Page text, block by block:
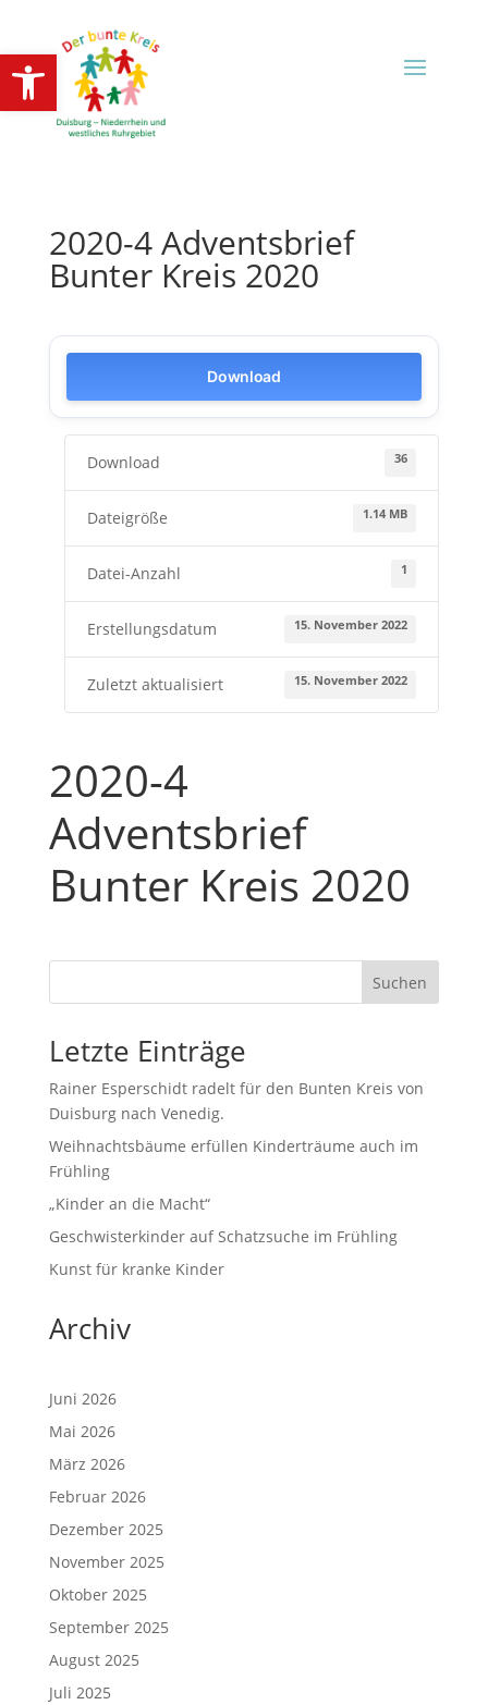
Open toolbar
2020-4 Adventsbrief
Bunter Kreis 2020
Download
Download 36
Dateigröße 1.14 MB
Datei-Anzahl 1
Erstellungsdatum 15. November 2022
Zuletzt aktualisiert 15. November 2022
2020-4
Adventsbrief
Bunter Kreis 2020
Suchen
Letzte Einträge
Rainer Esperschidt radelt für den Bunten Kreis von
Duisburg nach Venedig.
Weihnachtsbäume erfüllen Kinderträume auch im
Frühling
„Kinder an die Macht“
Geschwisterkinder auf Schatzsuche im Frühling
Kunst für kranke Kinder
Archiv
Juni 2026
Mai 2026
März 2026
Februar 2026
Dezember 2025
November 2025
Oktober 2025
September 2025
August 2025
Juli 2025